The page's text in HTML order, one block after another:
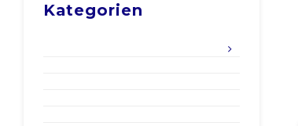
Kategorien